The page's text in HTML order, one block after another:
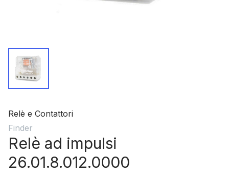
Relè e Contattori
Finder
Relè ad impulsi
26.01.8.012.0000